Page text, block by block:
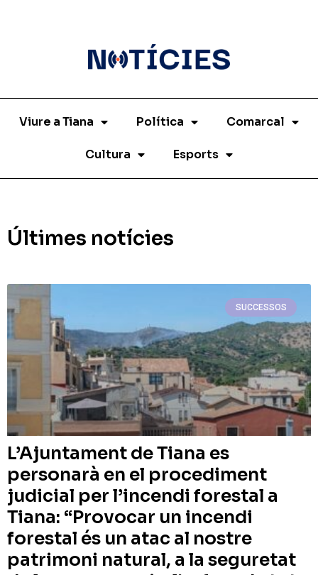
Viure a Tiana Política Comarcal
Cultura Esports
Últimes notícies
SUCCESSOS
L’Ajuntament de Tiana es
personarà en el procediment
judicial per l’incendi forestal a
Tiana: “Provocar un incendi
forestal és un atac al nostre
patrimoni natural, a la seguretat